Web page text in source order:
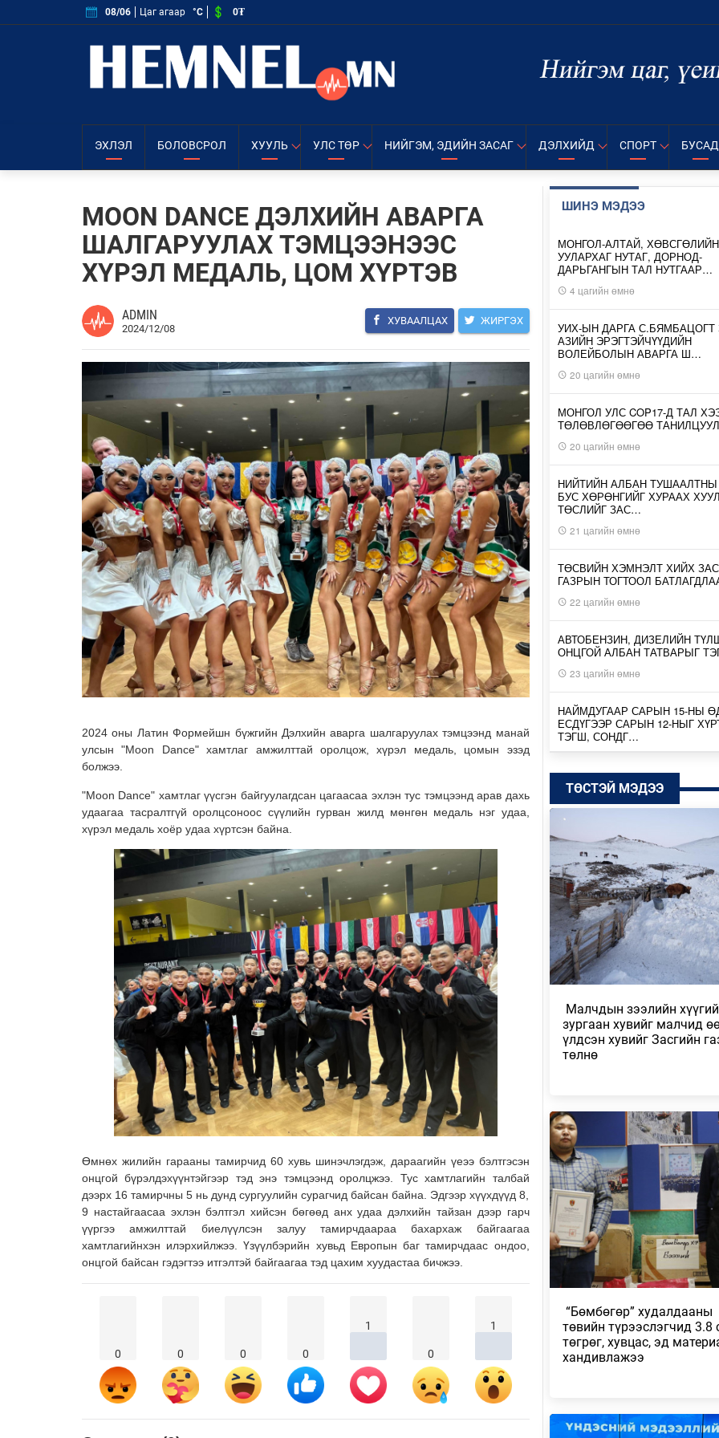
08/06 Цаг агаар °C 0₮
ЭХЛЭЛ БОЛОВСРОЛ ХУУЛЬ УЛС ТӨР НИЙГЭМ, ЭДИЙН ЗАСАГ ДЭЛХИЙД СПОРТ БУСАД
MOON DANCE ДЭЛХИЙН АВАРГА
ШАЛГАРУУЛАХ ТЭМЦЭЭНЭЭС
ХҮРЭЛ МЕДАЛЬ, ЦОМ ХҮРТЭВ
ADMIN
2024/12/08
ХУВААЛЦАХ ЖИРГЭХ
2024 оны Латин Формейшн бүжгийн Дэлхийн аварга шалгаруулах тэмцээнд манай
улсын "Moon Dance" хамтлаг амжилттай оролцож, хүрэл медаль, цомын эзэд
болжээ.
"Moon Dance" хамтлаг үүсгэн байгуулагдсан цагаасаа эхлэн тус тэмцээнд арав дахь
удаагаа тасралтгүй оролцсоноос сүүлийн гурван жилд мөнгөн медаль нэг удаа,
хүрэл медаль хоёр удаа хүртсэн байна.
Өмнөх жилийн гарааны тамирчид 60 хувь шинэчлэгдэж, дараагийн үеээ бэлтгэсэн
онцгой бүрэлдэхүүнтэйгээр тэд энэ тэмцээнд оролцжээ. Тус хамтлагийн талбай
дээрх 16 тамирчны 5 нь дунд сургуулийн сурагчид байсан байна. Эдгээр хүүхдүүд 8,
9 настайгаасаа эхлэн бэлтгэл хийсэн бөгөөд анх удаа дэлхийн тайзан дээр гарч
үүргээ амжилттай биелүүлсэн залуу тамирчдаараа бахархаж байгаагаа
хамтлагийнхэн илэрхийлжээ. Үзүүлбэрийн хувьд Европын баг тамирчдаас ондоо,
онцгой байсан гэдэгтээ итгэлтэй байгаагаа тэд цахим хуудастаа бичжээ.
0 0 0 0
1
0
1
ШИНЭ МЭДЭЭ
МОНГОЛ-АЛТАЙ, ХӨВСГӨЛИЙН
УУЛАРХАГ НУТАГ, ДОРНОД-
ДАРЬГАНГЫН ТАЛ НУТГААР…
4 цагийн өмнө
УИХ-ЫН ДАРГА С.БЯМБАЦОГТ
АЗИЙН ЭРЭГТЭЙЧҮҮДИЙН
ВОЛЕЙБОЛЫН АВАРГА Ш…
20 цагийн өмнө
МОНГОЛ УЛС COP17-Д ТАЛ
ТӨЛӨВЛӨГӨӨГӨӨ
20 цагийн өмнө
НИЙТИЙН АЛБАН ТУШААЛТНЫ
БУС ХӨРӨНГИЙГ ХУРААХ
ТӨСЛИЙГ ЗАС…
21 цагийн өмнө
ТӨСВИЙН ХЭМНЭЛТ ХИЙХ
ГАЗРЫН ТОГТООЛ
22 цагийн өмнө
АВТОБЕНЗИН, ДИЗЕЛИЙН
ОНЦГОЙ АЛБАН ТАТВАРЫГ
23 цагийн өмнө
НАЙМДУГААР САРЫН 15-НЫ
ЕСДҮГЭЭР САРЫН 12-НЫГ
ТЭГШ, СОНДГ…
ТӨВ, ГОВЬ, ЗҮҮН АЙМГУУДЫН
ЗАРИМ ГАЗРААР ДУУ
ААДАР…
Өчигдөр
НИЙТИЙН АЛБАН ТУШААЛТНЫ
БУС ХӨРӨНГИЙГ ХУРААХ
ТӨСӨЛ БОЛОВ…
2026/08/04
ЭХ БАЙГАЛЬ, ГАЗАР ШОРОО
ШИМИЙГ НЬ ХҮРТЭХ КОП17
МОНГОЛБАНК 7 ДУГААР САРД
ҮНЭТ МЕТАЛЛ ХУДАЛДАН
ЗОХИОН БАЙГУУЛЖ,
АСУУЛТЫГ ЕРӨН…
2026/08/04
БАРУУН, ТӨВ, ГОВЬ, ЗҮҮН
НУТГИЙН ЗАРИМ ГАЗРААР ДУУ
ЦАХИЛГААНТ…
2026/08/04
НАЙМДУГААР САРЫН 1,2-НД
ВАГОН БУЮУ 5160 ТОНН
2026/08/03
ХӨВСГӨЛ НУУРЫН ЛУСЫГ
ХАНГАЙ, ХӨВСГӨЛИЙН
ТӨСТЭЙ МЭДЭЭ
Малчдын зээлийн
зургаан хувийг малчид
үлдсэн хувийг Засгийн
төлнө
​ “Бөмбөгөр” худалдааны
төвийн түрээслэгчид 3.8
төгрөг, хувцас, эд
хандивлажээ